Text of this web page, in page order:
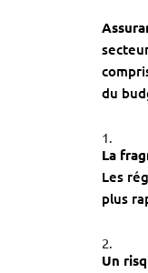
du
La
Les
plus
Un